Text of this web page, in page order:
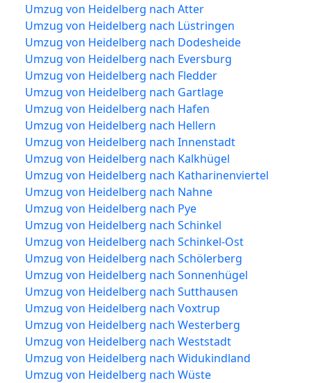
Umzug von Heidelberg nach Atter
Umzug von Heidelberg nach Lüstringen
Umzug von Heidelberg nach Dodesheide
Umzug von Heidelberg nach Eversburg
Umzug von Heidelberg nach Fledder
Umzug von Heidelberg nach Gartlage
Umzug von Heidelberg nach Hafen
Umzug von Heidelberg nach Hellern
Umzug von Heidelberg nach Innenstadt
Umzug von Heidelberg nach Kalkhügel
Umzug von Heidelberg nach Katharinenviertel
Umzug von Heidelberg nach Nahne
Umzug von Heidelberg nach Pye
Umzug von Heidelberg nach Schinkel
Umzug von Heidelberg nach Schinkel-Ost
Umzug von Heidelberg nach Schölerberg
Umzug von Heidelberg nach Sonnenhügel
Umzug von Heidelberg nach Sutthausen
Umzug von Heidelberg nach Voxtrup
Umzug von Heidelberg nach Westerberg
Umzug von Heidelberg nach Weststadt
Umzug von Heidelberg nach Widukindland
Umzug von Heidelberg nach Wüste